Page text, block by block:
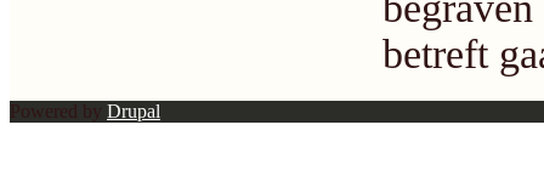
betreft
Powered by Drupal